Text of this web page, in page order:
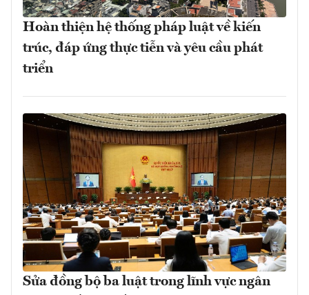
Hoàn thiện hệ thống pháp luật về kiến
trúc, đáp ứng thực tiễn và yêu cầu phát
triển
Sửa đồng bộ ba luật trong lĩnh vực ngân